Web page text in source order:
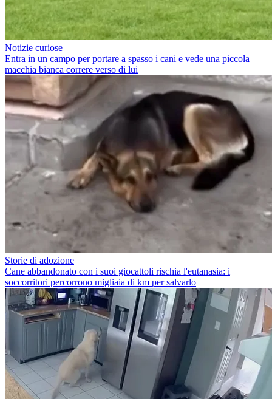
Notizie curiose
Entra in un campo per portare a spasso i cani e vede una piccola
macchia bianca correre verso di lui
Storie di adozione
Cane abbandonato con i suoi giocattoli rischia l'eutanasia: i
soccorritori percorrono migliaia di km per salvarlo